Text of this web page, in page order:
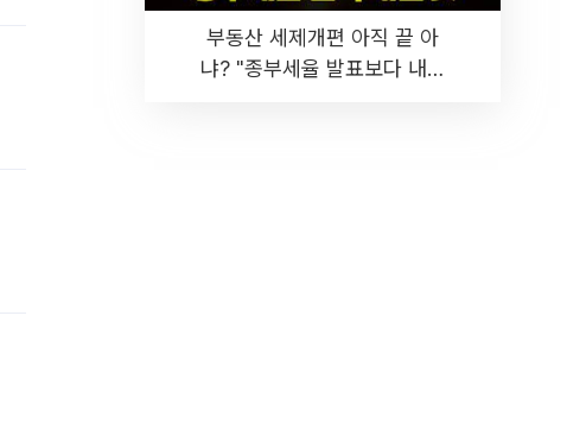
부동산 세제개편 아직 끝 아
냐? "종부세율 발표보다 내릴